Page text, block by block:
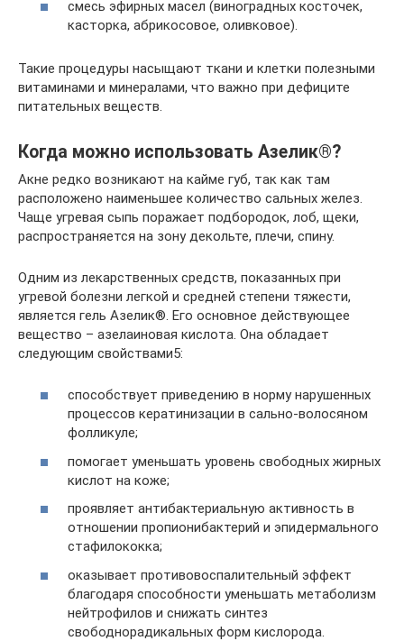
смесь эфирных масел (виноградных косточек,
касторка, абрикосовое, оливковое).
Такие процедуры насыщают ткани и клетки полезными
витаминами и минералами, что важно при дефиците
питательных веществ.
Когда можно использовать Азелик®?
Акне редко возникают на кайме губ, так как там
расположено наименьшее количество сальных желез.
Чаще угревая сыпь поражает подбородок, лоб, щеки,
распространяется на зону декольте, плечи, спину.
Одним из лекарственных средств, показанных при
угревой болезни легкой и средней степени тяжести,
является гель Азелик®. Его основное действующее
вещество – азелаиновая кислота. Она обладает
следующим свойствами5:
способствует приведению в норму нарушенных
процессов кератинизации в сально-волосяном
фолликуле;
помогает уменьшать уровень свободных жирных
кислот на коже;
проявляет антибактериальную активность в
отношении пропионибактерий и эпидермального
стафилококка;
оказывает противовоспалительный эффект
благодаря способности уменьшать метаболизм
нейтрофилов и снижать синтез
свободнорадикальных форм кислорода.